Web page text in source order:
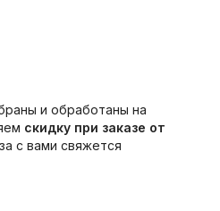
и обработаны на
скидку при заказе от
с вами свяжется